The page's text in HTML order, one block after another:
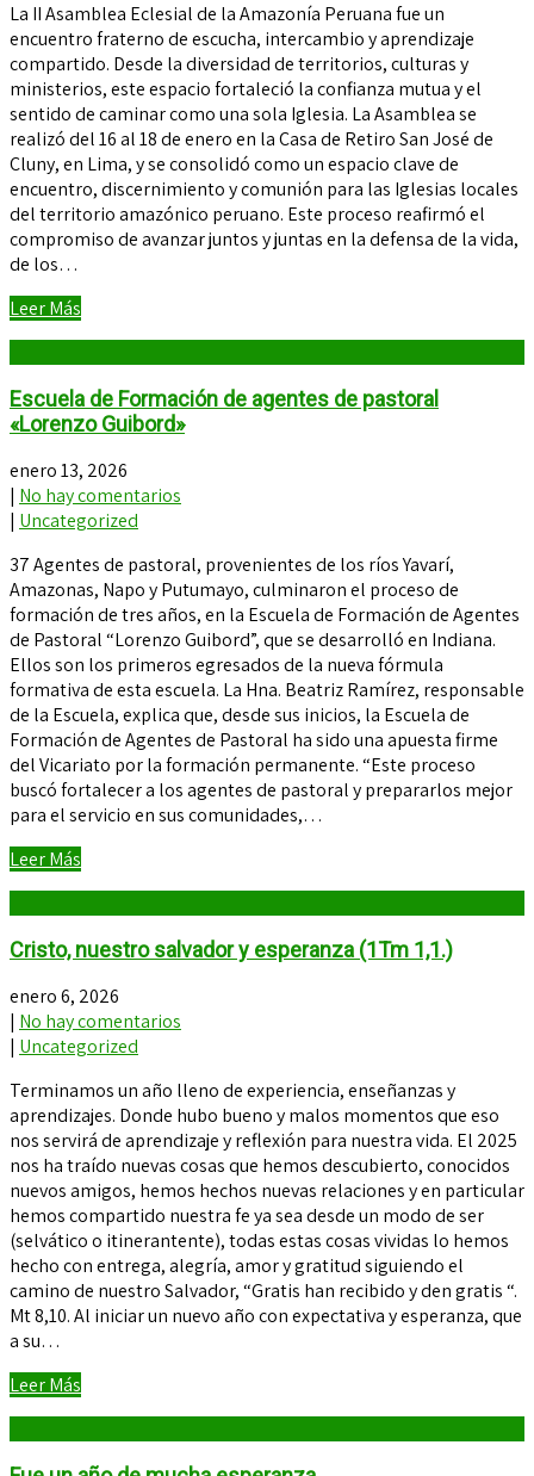
La II Asamblea Eclesial de la Amazonía Peruana fue un
encuentro fraterno de escucha, intercambio y aprendizaje
compartido. Desde la diversidad de territorios, culturas y
ministerios, este espacio fortaleció la confianza mutua y el
sentido de caminar como una sola Iglesia. La Asamblea se
realizó del 16 al 18 de enero en la Casa de Retiro San José de
Cluny, en Lima, y se consolidó como un espacio clave de
encuentro, discernimiento y comunión para las Iglesias locales
del territorio amazónico peruano. Este proceso reafirmó el
compromiso de avanzar juntos y juntas en la defensa de la vida,
de los…
Leer Más
Escuela de Formación de agentes de pastoral
«Lorenzo Guibord»
enero 13, 2026
| No hay comentarios
| Uncategorized
37 Agentes de pastoral, provenientes de los ríos Yavarí,
Amazonas, Napo y Putumayo, culminaron el proceso de
formación de tres años, en la Escuela de Formación de Agentes
de Pastoral “Lorenzo Guibord”, que se desarrolló en Indiana.
Ellos son los primeros egresados de la nueva fórmula
formativa de esta escuela. La Hna. Beatriz Ramírez, responsable
de la Escuela, explica que, desde sus inicios, la Escuela de
Formación de Agentes de Pastoral ha sido una apuesta firme
del Vicariato por la formación permanente. “Este proceso
buscó fortalecer a los agentes de pastoral y prepararlos mejor
para el servicio en sus comunidades,…
Leer Más
Cristo, nuestro salvador y esperanza (1Tm 1,1.)
enero 6, 2026
| No hay comentarios
| Uncategorized
Terminamos un año lleno de experiencia, enseñanzas y
aprendizajes. Donde hubo bueno y malos momentos que eso
nos servirá de aprendizaje y reflexión para nuestra vida. El 2025
nos ha traído nuevas cosas que hemos descubierto, conocidos
nuevos amigos, hemos hechos nuevas relaciones y en particular
hemos compartido nuestra fe ya sea desde un modo de ser
(selvático o itinerantente), todas estas cosas vividas lo hemos
hecho con entrega, alegría, amor y gratitud siguiendo el
camino de nuestro Salvador, “Gratis han recibido y den gratis “.
Mt 8,10. Al iniciar un nuevo año con expectativa y esperanza, que
a su…
Leer Más